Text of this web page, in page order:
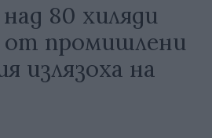
80 хиляди
промишлени
излязоха на